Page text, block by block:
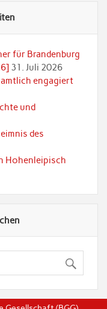
für Brandenburg
31. Juli 2026
engagiert
und
des
Hohenleipisch